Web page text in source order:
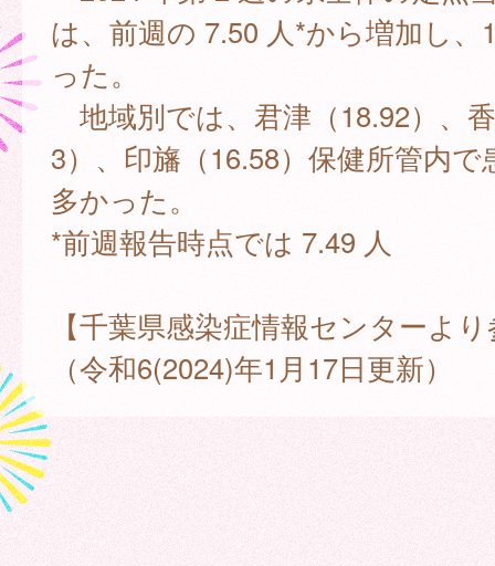
は、前週の 7.50 人*から増加し、
った。
地域別では、君津（18.92）、
3）、印旛（16.58）保健所管内で
多かった。
*前週報告時点では 7.49 人
【千葉県感染症情報センターよ
（令和6(2024)年1月17日更新）